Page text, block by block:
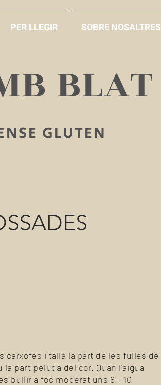
PER LLEGIR SOBRE NOSALTRES
BLAT
GLUTEN
carxofes i talla la part de les fulles de
part peluda del cor. Quan l'aigua
bullir a foc moderat uns 8 - 10